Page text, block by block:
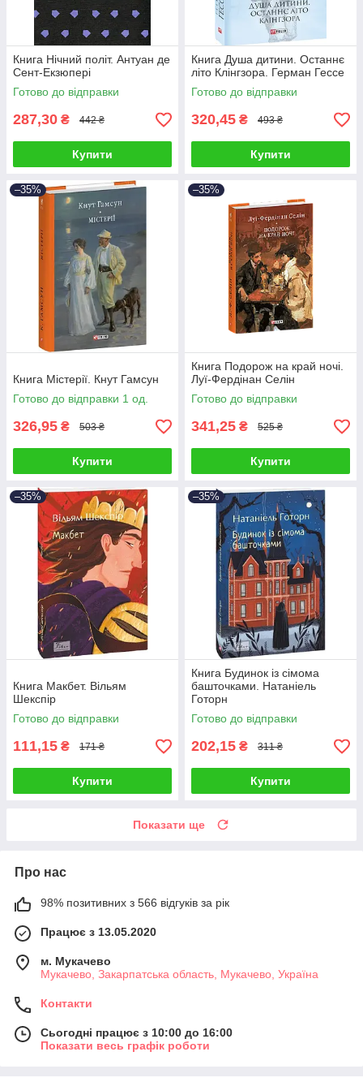
Книга Нічний політ. Антуан де
Сент-Екзюпері
Готово до відправки
287,30 ₴ 442 ₴
Купити
Книга Душа дитини. Останнє
літо Клінгзора. Герман Гессе
Готово до відправки
320,45 ₴ 493 ₴
Купити
–35%
Книга Містерії. Кнут Гамсун
Готово до відправки 1 од.
326,95 ₴ 503 ₴
Купити
–35%
Книга Подорож на край ночі.
Луї-Фердінан Селін
Готово до відправки
341,25 ₴ 525 ₴
Купити
–35%
Книга Макбет. Вільям
Шекспір
Готово до відправки
111,15 ₴ 171 ₴
Купити
–35%
Книга Будинок із сімома
башточками. Натаніель
Готорн
Готово до відправки
202,15 ₴ 311 ₴
Купити
Показати ще
Про нас
98% позитивних з 566 відгуків за рік
Працює з 13.05.2020
м. Мукачево
Мукачево, Закарпатська область, Мукачево, Україна
Контакти
Сьогодні працює з 10:00 до 16:00
Показати весь графік роботи